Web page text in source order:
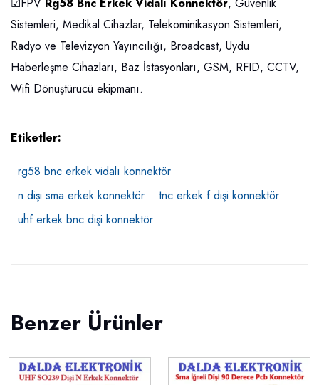
Sistemleri, Medikal Cihazlar, Telekominikasyon Sistemleri,
Radyo ve Televizyon Yayıncılığı, Broadcast, Uydu
Haberleşme Cihazları, Baz İstasyonları, GSM, RFID, CCTV,
Wifi Dönüştürücü ekipmanı.
Etiketler:
rg58 bnc erkek vidalı konnektör
n dişi sma erkek konnektör
tnc erkek f dişi konnektör
uhf erkek bnc dişi konnektör
Benzer Ürünler